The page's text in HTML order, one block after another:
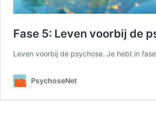
Fase 5: Leven voorbij de
Leven voorbij de psychose. Je hebt in
PsychoseNet